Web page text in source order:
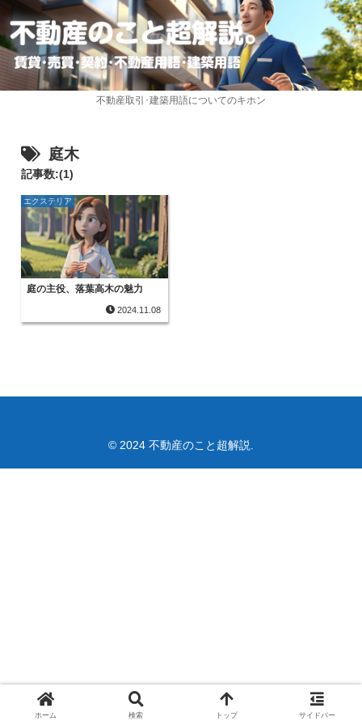
不動産取引･建築用語についてのキホン
庭木
記事数:(1)
エクステリア
庭の主役、落葉高木の魅力
2024.11.08
© 2024 不動産のこと超解説.
ホーム 検索 トップ サイドバー